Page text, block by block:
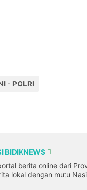
- POLRI
BIDIKNEWS
berita online dari
lokal dengan mutu